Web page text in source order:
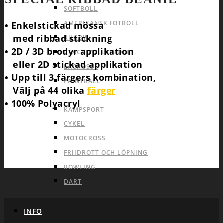
SOFTBOLL
AMERIKANSK FOTBOLL
RUGBY
BEACH VOLLEYBOLL
LACROSSE
PAINTBALL
INDIVID OCH ANDRA SPORTER
KAMPSPORT
CYKEL
MOTOCROSS
FRIIDROTT OCH LÖPNING
BOWLING
DART
INFO
• Enkelstickad mössa
med ribbad stickning
• 2D / 3D brodyr applikation
eller 2D stickad applikation
• Upp till 3 färgers kombination,
Välj på 44 olika färger
• 100% Polyacryl